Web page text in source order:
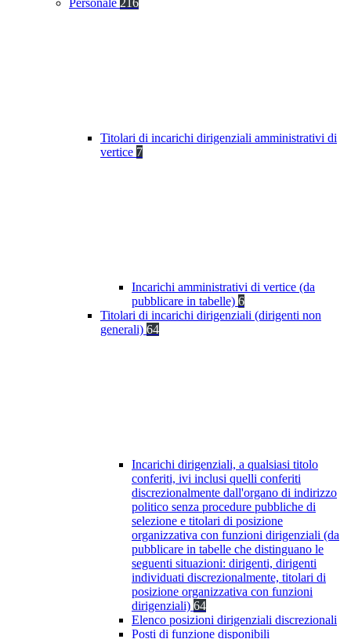
Personale 216
Titolari di incarichi dirigenziali amministrativi di
vertice 7
Incarichi amministrativi di vertice (da
pubblicare in tabelle) 6
Titolari di incarichi dirigenziali (dirigenti non
generali) 64
Incarichi dirigenziali, a qualsiasi titolo
conferiti, ivi inclusi quelli conferiti
discrezionalmente dall'organo di indirizzo
politico senza procedure pubbliche di
selezione e titolari di posizione
organizzativa con funzioni dirigenziali (da
pubblicare in tabelle che distinguano le
seguenti situazioni: dirigenti, dirigenti
individuati discrezionalmente, titolari di
posizione organizzativa con funzioni
dirigenziali) 64
Elenco posizioni dirigenziali discrezionali
Posti di funzione disponibili